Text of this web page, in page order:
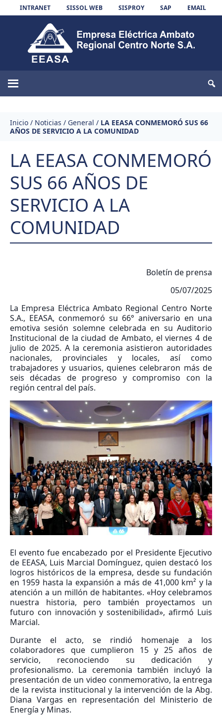
Skip to content
INTRANET SISSOL WEB SISPROY SAP EMAIL
EEASA
Inicio / Noticias / General / LA EEASA CONMEMORÓ SUS 66
AÑOS DE SERVICIO A LA COMUNIDAD
LA EEASA CONMEMORÓ
SUS 66 AÑOS DE
SERVICIO A LA
COMUNIDAD
Boletín de prensa
05/07/2025
La Empresa Eléctrica Ambato Regional Centro Norte
S.A., EEASA, conmemoró su 66° aniversario en una
emotiva sesión solemne celebrada en su Auditorio
Institucional de la ciudad de Ambato, el viernes 4 de
julio de 2025. A la ceremonia asistieron autoridades
nacionales, provinciales y locales, así como
trabajadores y usuarios, quienes celebraron más de
seis décadas de progreso y compromiso con la
región central del país.
El evento fue encabezado por el Presidente Ejecutivo
de EEASA, Luis Marcial Domínguez, quien destacó los
logros históricos de la empresa, desde su fundación
en 1959 hasta la expansión a más de 41,000 km² y la
atención a un millón de habitantes. «Hoy celebramos
nuestra historia, pero también proyectamos un
futuro con innovación y sostenibilidad», afirmó Luis
Marcial.
Durante el acto, se rindió homenaje a los
colaboradores que cumplieron 15 y 25 años de
servicio, reconociendo su dedicación y
profesionalismo. La ceremonia también incluyó la
presentación de un video conmemorativo, la entrega
de la revista institucional y la intervención de la Abg.
Diana Vargas en representación del Ministerio de
Energía y Minas.